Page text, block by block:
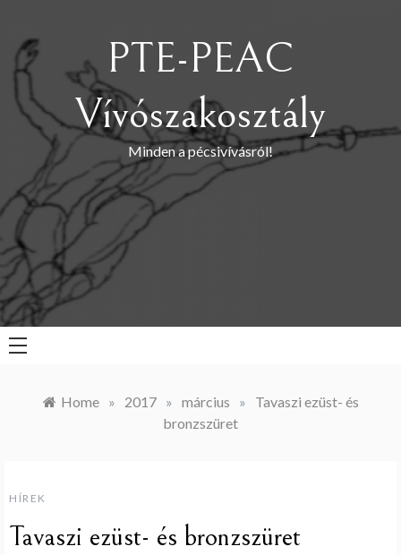
content
PTE-PEAC
Vívószakosztály
Minden a pécsivívásról!
Home » 2017 » március »
Tavaszi ezüst- és
bronzszüret
HÍREK
Tavaszi ezüst- és bronzszüret